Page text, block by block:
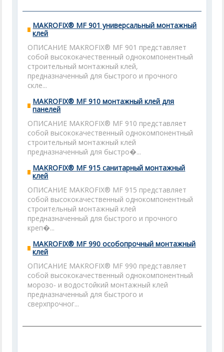
MAKROFIX® MF 901 универсальный монтажный
клей
ОПИСАНИЕ MAKROFIX® MF 901 представляет
собой высококачественный однокомпонентный
строительный монтажный клей,
предназначенный для быстрого и прочного
скле...
MAKROFIX® MF 910 монтажный клей для
панелей
ОПИСАНИЕ MAKROFIX® MF 910 представляет
собой высококачественный однокомпонентный
строительный монтажный клей
предназначенный для быстро�...
MAKROFIX® MF 915 санитарный монтажный
клей
ОПИСАНИЕ MAKROFIX® MF 915 представляет
собой высококачественный однокомпонентный
строительный монтажный клей
предназначенный для быстрого и прочного
креп�...
MAKROFIX® MF 990 особопрочный монтажный
клей
ОПИСАНИЕ MAKROFIX® MF 990 представляет
собой высококачественный однокомпонентный
морозо- и водостойкий монтажный клей
предназначенный для быстрого и
сверхпрочног...